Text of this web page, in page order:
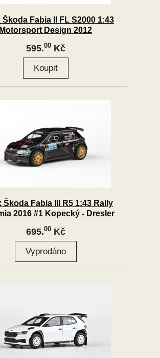
Fabia II FL S2000 1:43
Motorsport Design 2012
595.00Kč
Škoda Fabia III R5 1:43 Rally
2016 #1 Kopecký - Dresler
695.00Kč